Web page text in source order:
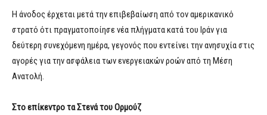
Η άνοδος έρχεται μετά την επιβεβαίωση από τον αμερικανικό
στρατό ότι πραγματοποίησε νέα πλήγματα κατά του Ιράν για
δεύτερη συνεχόμενη ημέρα, γεγονός που εντείνει την ανησυχία στις
αγορές για την ασφάλεια των ενεργειακών ροών από τη Μέση
Ανατολή.
Στο επίκεντρο τα Στενά του Ορμούζ